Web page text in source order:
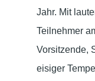
Jahr. Mit
Teilnehmer
Vorsitzende,
eisiger